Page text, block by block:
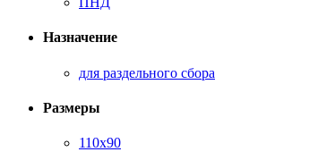
Назначение
для раздельного сбора
Размеры
110х90